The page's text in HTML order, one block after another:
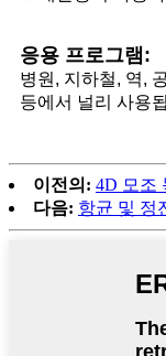
응용 프로그램:
병원, 지하철, 역,
등에서 널리 사용
이전의: 4D 모조
다음: 항균 및 정